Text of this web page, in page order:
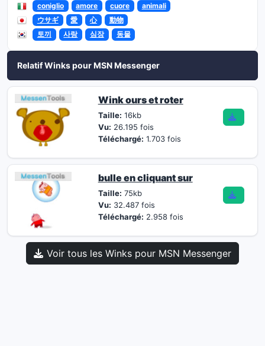
coniglio
amore cuore
animali
ウサギ
愛 心
動物
토끼
사랑 심장 동물
Relatif Winks pour MSN Messenger
Wink ours et roter
Taille: 16kb
Vu: 26.195 fois
Téléchargé: 1.703 fois
bulle en cliquant sur
Taille: 75kb
Vu: 32.487 fois
Téléchargé: 2.958 fois
Voir tous les Winks pour MSN Messenger